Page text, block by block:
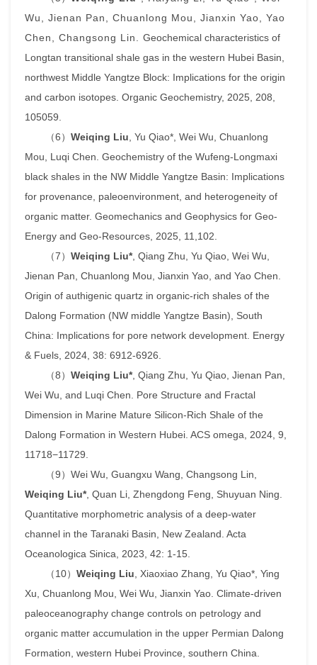
Wu, Jienan Pan, Chuanlong Mou, Jianxin Yao, Yao
Chen, Changsong Lin. Geochemical characteristics of
Longtan transitional shale gas in the western Hubei Basin,
northwest Middle Yangtze Block: Implications for the origin
and carbon isotopes. Organic Geochemistry, 2025, 208,
105059.
（6） Weiqing Liu , Yu Qiao*, Wei Wu, Chuanlong
Mou, Luqi Chen. Geochemistry of the Wufeng-Longmaxi
black shales in the NW Middle Yangtze Basin: Implications
for provenance, paleoenvironment, and heterogeneity of
organic matter. Geomechanics and Geophysics for Geo-
Energy and Geo-Resources , 2025, 11,102.
（7） Weiqing Liu*, Qiang Zhu, Yu Qiao, Wei Wu,
Jienan Pan, Chuanlong Mou, Jianxin Yao, and Yao Chen.
Origin of authigenic quartz in organic-rich shales of the
Dalong Formation (NW middle Yangtze Basin), South
China: Implications for pore network development. Energy
& Fuels , 2024, 38: 6912-6926.
（8） Weiqing Liu*, Qiang Zhu, Yu Qiao, Jienan Pan,
Wei Wu, and Luqi Chen. Pore Structure and Fractal
Dimension in Marine Mature Silicon-Rich Shale of the
Dalong Formation in Western Hubei. ACS omega , 2024, 9,
11718−11729.
（9） Wei Wu, Guangxu Wang, Changsong Lin,
Weiqing Liu*, Quan Li, Zhengdong Feng, Shuyuan Ning.
Quantitative morphometric analysis of a deep-water
channel in the Taranaki Basin, New Zealand. Acta
Oceanologica Sinica , 2023, 42: 1-15.
（10） Weiqing Liu , Xiaoxiao Zhang, Yu Qiao*, Ying
Xu, Chuanlong Mou, Wei Wu, Jianxin Yao. Climate-driven
paleoceanography change controls on petrology and
organic matter accumulation in the upper Permian Dalong
Formation, western Hubei Province, southern China.